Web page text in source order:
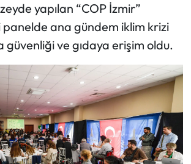
yapılan “COP İzmir”
panelde ana gündem iklim krizi
güvenliği ve gıdaya erişim oldu.